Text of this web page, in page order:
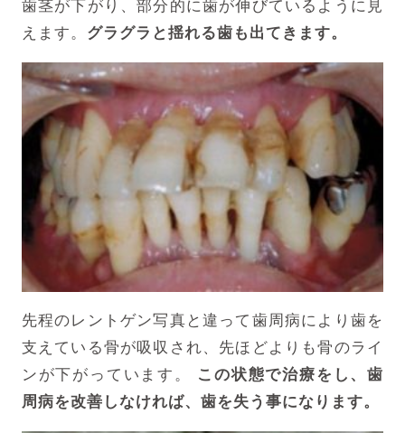
歯茎が下がり、部分的に歯が伸びているように見
えます。 グラグラと揺れる歯も出てきます。
先程のレントゲン写真と違って歯周病により歯を
支えている骨が吸収され、 先ほどよりも骨のライ
ンが下がっています。
この状態で治療をし、歯
周病を改善しなければ、歯を失う事になります。